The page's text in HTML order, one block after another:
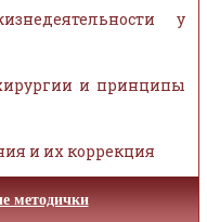
у
и принципы
и их коррекция
методички